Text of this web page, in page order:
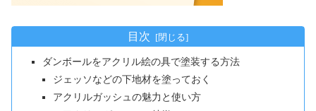
目次
ダンボールをアクリル絵の具で塗装する方法
ジェッソなどの下地材を塗っておく
アクリルガッシュの魅力と使い方